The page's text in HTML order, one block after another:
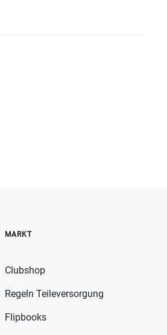
MARKT
Clubshop
Regeln Teileversorgung
Flipbooks